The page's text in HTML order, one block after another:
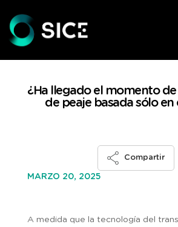
¿Ha llegado el momento de
de peaje basada sólo en
MARZO 20, 2025
Compartir
A medida que la tecnología del